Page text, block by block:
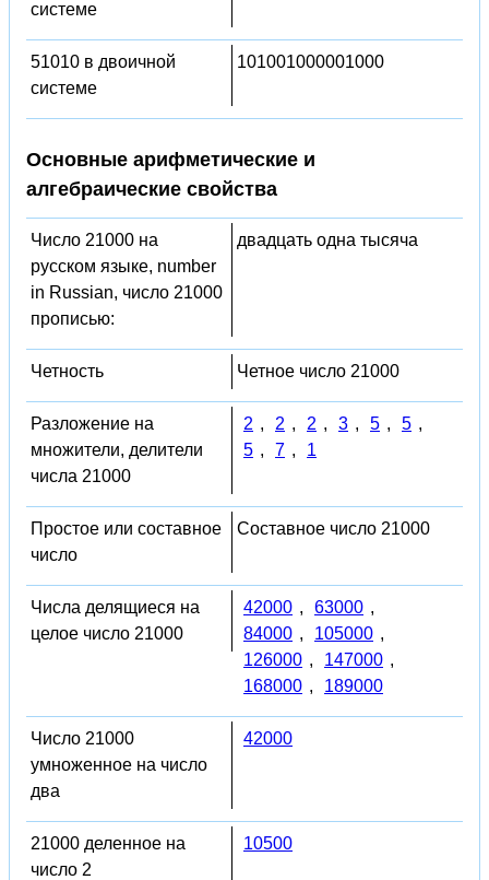
системе
51010 в двоичной
системе
101001000001000
Основные арифметические и
алгебраические свойства
Число 21000 на
русском языке, number
in Russian, число 21000
прописью:
двадцать одна тысяча
Четность Четное число 21000
Разложение на
множители, делители
числа 21000
2 , 2 , 2 , 3 , 5 , 5 ,
5 , 7 , 1
Простое или составное
число
Составное число 21000
Числа делящиеся на
целое число 21000
42000 , 63000 ,
84000 , 105000 ,
126000 , 147000 ,
168000 , 189000
Число 21000
умноженное на число
два
42000
21000 деленное на
число 2
10500